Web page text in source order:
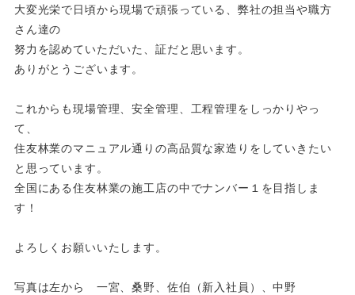
大変光栄で日頃から現場で頑張っている、弊社の担当や職方
さん達の
努力を認めていただいた、証だと思います。
ありがとうございます。
これからも現場管理、安全管理、工程管理をしっかりやっ
て、
住友林業のマニュアル通りの高品質な家造りをしていきたい
と思っています。
全国にある住友林業の施工店の中でナンバー１を目指しま
す！
よろしくお願いいたします。
写真は左から 一宮、桑野、佐伯（新入社員）、中野